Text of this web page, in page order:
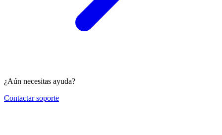
¿Aún necesitas ayuda?
Contactar soporte